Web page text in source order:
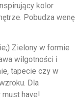
kolor
Pobudza wenę
Zielony w formie
wilgotności i
tapecie czy w
Dla
have!